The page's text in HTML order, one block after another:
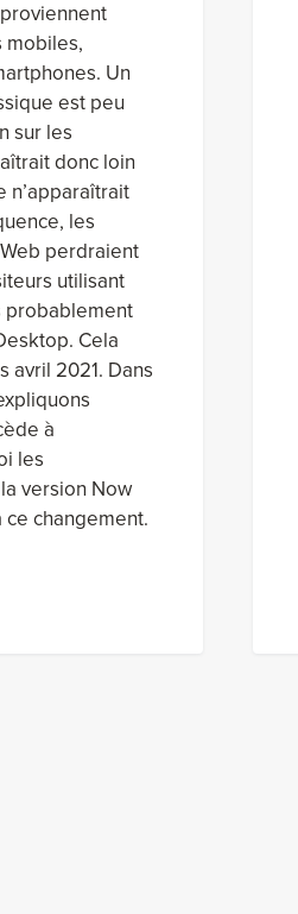
mobiles,
Un
est peu
sur les
donc loin
n’apparaîtrait
les
perdraient
utilisant
probablement
Cela
avril 2021. Dans
à
les
version Now
changement.